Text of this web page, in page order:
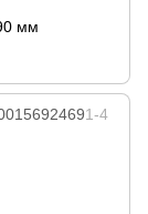
мм